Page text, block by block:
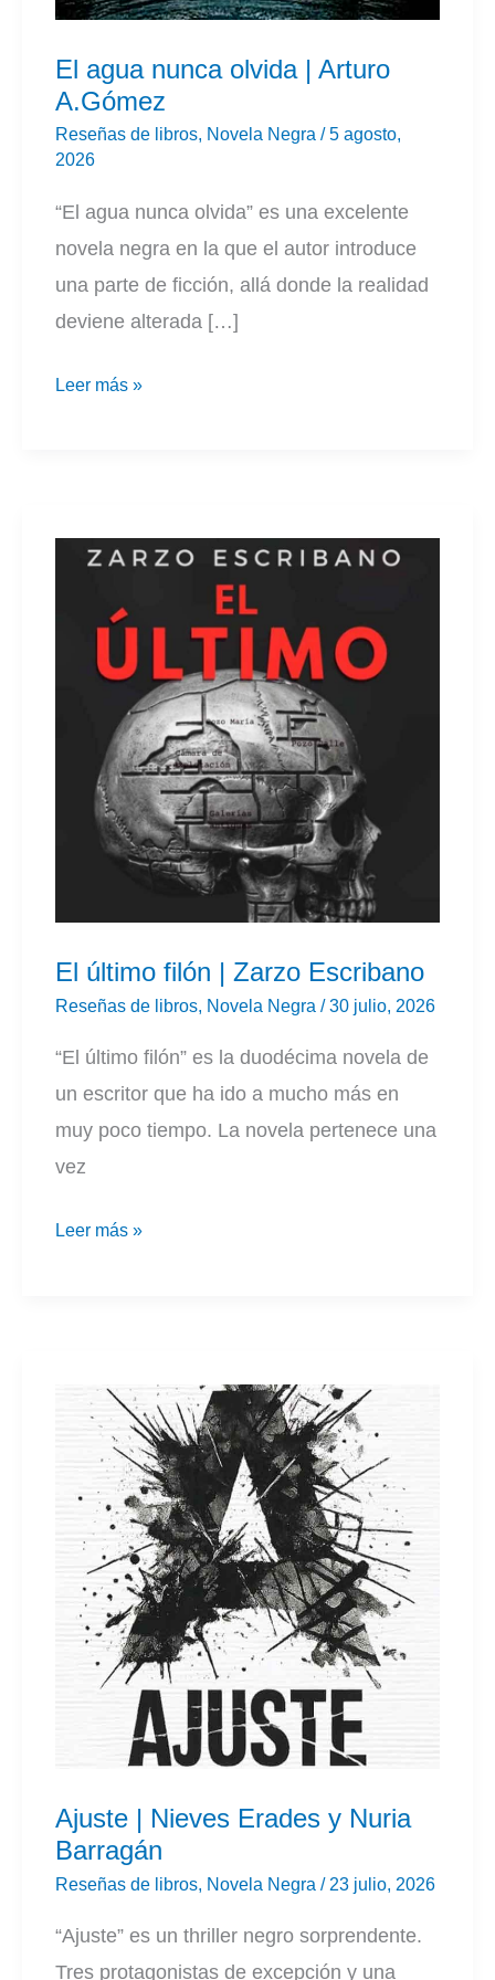
El agua nunca olvida | Arturo
A.Gómez
Reseñas de libros, Novela Negra / 5 agosto,
2026
“El agua nunca olvida” es una excelente
novela negra en la que el autor introduce
una parte de ficción, allá donde la realidad
deviene alterada […]
El
Arturo
A.Gómez
Leer más »
El último filón | Zarzo Escribano
Reseñas de libros, Novela Negra /30 julio, 2026
“El último filón” es la duodécima novela de
un escritor que ha ido a mucho más en
muy poco tiempo. La novela pertenece una
vez
El
Escribano
Leer más »
Ajuste | Nieves Erades y Nuria
Barragán
Reseñas de libros, Novela Negra / 23 julio, 2026
“Ajuste” es un thriller negro sorprendente.
Tres protagonistas de excepción y una